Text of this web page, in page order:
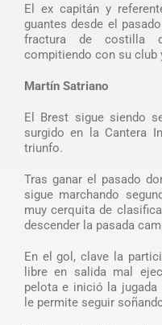
El ex capitán y
guantes desde el
fractura de costilla
compitiendo con su club
Martín Satriano
El Brest sigue siendo
surgido en la Cantera
triunfo.
Tras ganar el pasado
sigue marchando
muy cerquita de
descender la pasada
En el gol, clave la
libre en salida mal
pelota e inició la
le permite seguir